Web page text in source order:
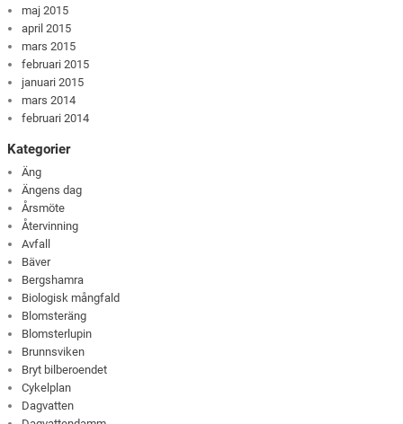
maj 2015
april 2015
mars 2015
februari 2015
januari 2015
mars 2014
februari 2014
Kategorier
Äng
Ängens dag
Årsmöte
Återvinning
Avfall
Bäver
Bergshamra
Biologisk mångfald
Blomsteräng
Blomsterlupin
Brunnsviken
Bryt bilberoendet
Cykelplan
Dagvatten